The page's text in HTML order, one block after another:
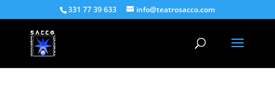
331 77 39 633 info@teatrosacco.com